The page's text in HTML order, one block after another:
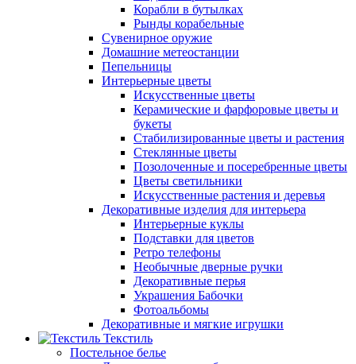
Корабли в бутылках
Рынды корабельные
Сувенирное оружие
Домашние метеостанции
Пепельницы
Интерьерные цветы
Искусственные цветы
Керамические и фарфоровые цветы и
букеты
Стабилизированные цветы и растения
Стеклянные цветы
Позолоченные и посеребренные цветы
Цветы светильники
Искусственные растения и деревья
Декоративные изделия для интерьера
Интерьерные куклы
Подставки для цветов
Ретро телефоны
Необычные дверные ручки
Декоративные перья
Украшения Бабочки
Фотоальбомы
Декоративные и мягкие игрушки
Текстиль
Постельное белье